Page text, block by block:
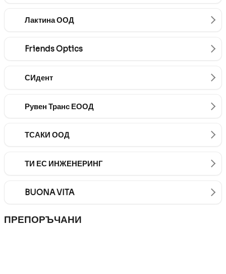
Лактина ООД
Friends Optics
СИдент
Рувен Транс ЕООД
ТСАКИ ООД
ТИ ЕС ИНЖЕНЕРИНГ
BUONA VITA
ПРЕПОРЪЧАНИ